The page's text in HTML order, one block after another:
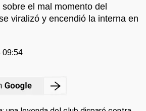
el mal momento del
viralizó y encendió la interna en
09:54